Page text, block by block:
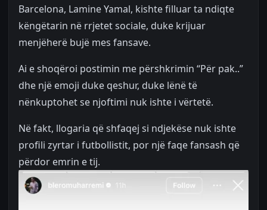
Barcelona, Lamine Yamal, kishte filluar ta ndiqte
këngëtarin në rrjetet sociale, duke krijuar
menjëherë bujë mes fansave.
Ai e shoqëroi postimin me përshkrimin “Për pak..”
dhe një emoji duke qeshur, duke lënë të
nënkuptohet se njoftimi nuk ishte i vërtetë.
Në fakt, llogaria që shfaqej si ndjekëse nuk ishte
profili zyrtar i futbollistit, por një faqe fansash që
përdor emrin e tij.